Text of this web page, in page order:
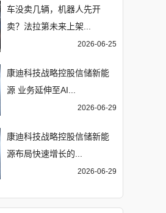
车没卖几辆，机器人先开
卖？法拉第未来上架...
2026-06-25
康迪科技战略控股信储新能
源 业务延伸至AI...
2026-06-29
康迪科技战略控股信储新能
源布局快速增长的...
2026-06-29